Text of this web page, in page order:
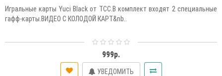
Игральные карты Yuci Black от TCC.В комплект входят 2 специальные
гафф-карты.ВИДЕО С КОЛОДОЙ КАРТ&nb..
999р.
УВЕДОМИТЬ